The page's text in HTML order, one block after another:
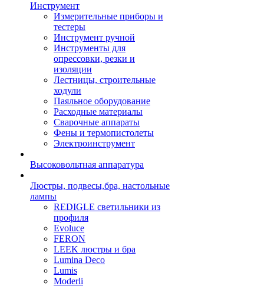
Инструмент
Измерительные приборы и
тестеры
Инструмент ручной
Инструменты для
опрессовки, резки и
изоляции
Лестницы, строительные
ходули
Паяльное оборудование
Расходные материалы
Сварочные аппараты
Фены и термопистолеты
Электроинструмент
Высоковольтная аппаратура
Люстры, подвесы,бра, настольные
лампы
REDIGLE светильники из
профиля
Evoluce
FERON
LEEK люстры и бра
Lumina Deco
Lumis
Moderli